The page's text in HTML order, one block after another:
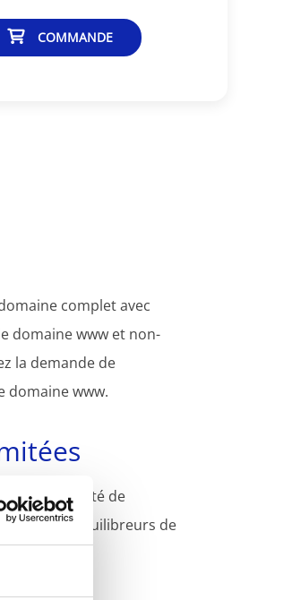
COMMANDE
complet avec
domaine www et non-
la demande de
domaine www.
nombre illimité de
pour les équilibreurs de